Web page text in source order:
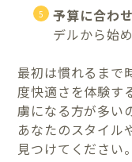
予算に合わ
デルから始
最初は慣れるまで
度快適さを体験す
虜になる方が多い
あなたのスタイル
見つけてください。